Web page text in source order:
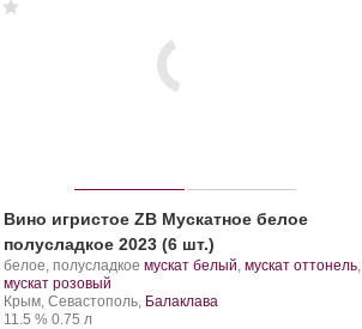
Вино игристое ZB Мускатное белое
полусладкое 2023 (6 шт.)
Производитель:
Золотая
Балка.
белое, полусладкое .
винограда:
мускат белый, мускат оттонель,
мускат розовый
Регион:
Крым, Севастополь, Балаклава
Крепость
11.5 %. Объем
0.75 л